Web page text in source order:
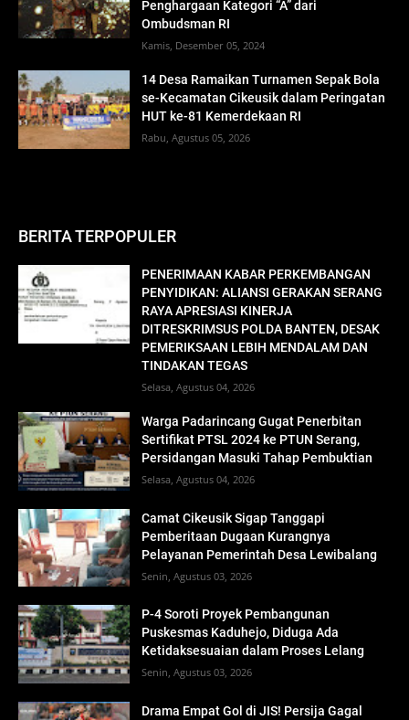
Penghargaan Kategori “A” dari
Ombudsman RI
Kamis, Desember 05, 2024
14 Desa Ramaikan Turnamen Sepak Bola
se-Kecamatan Cikeusik dalam Peringatan
HUT ke-81 Kemerdekaan RI
Rabu, Agustus 05, 2026
BERITA TERPOPULER
PENERIMAAN KABAR PERKEMBANGAN
PENYIDIKAN: ALIANSI GERAKAN SERANG
RAYA APRESIASI KINERJA
DITRESKRIMSUS POLDA BANTEN, DESAK
PEMERIKSAAN LEBIH MENDALAM DAN
TINDAKAN TEGAS
Selasa, Agustus 04, 2026
Warga Padarincang Gugat Penerbitan
Sertifikat PTSL 2024 ke PTUN Serang,
Persidangan Masuki Tahap Pembuktian
Selasa, Agustus 04, 2026
Camat Cikeusik Sigap Tanggapi
Pemberitaan Dugaan Kurangnya
Pelayanan Pemerintah Desa Lewibalang
Senin, Agustus 03, 2026
P-4 Soroti Proyek Pembangunan
Puskesmas Kaduhejo, Diduga Ada
Ketidaksesuaian dalam Proses Lelang
Senin, Agustus 03, 2026
Drama Empat Gol di JIS! Persija Gagal